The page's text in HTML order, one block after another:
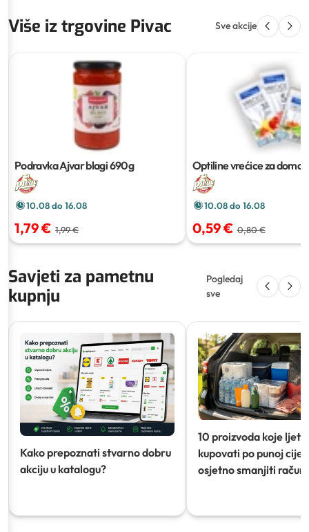
Više iz trgovine Pivac Sve akcije
Podravka Ajvar blagi690g
10.08 do 16.08
1,79 € 1,99 €
Optiline vrećice za
kom
10.08 do 16.08
0,59 € 0,80 €
Savjeti za pametnu
kupnju
Pogledaj
sve
Kako prepoznati stvarno dobru
akciju u katalogu?
10 proizvoda koje ljeti
kupovati po punoj
osjetno smanjiti račun)